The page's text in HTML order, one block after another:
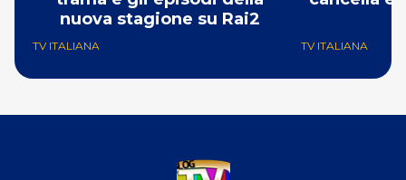
nuova stagione su Rai2
TV ITALIANA TV ITALIANA